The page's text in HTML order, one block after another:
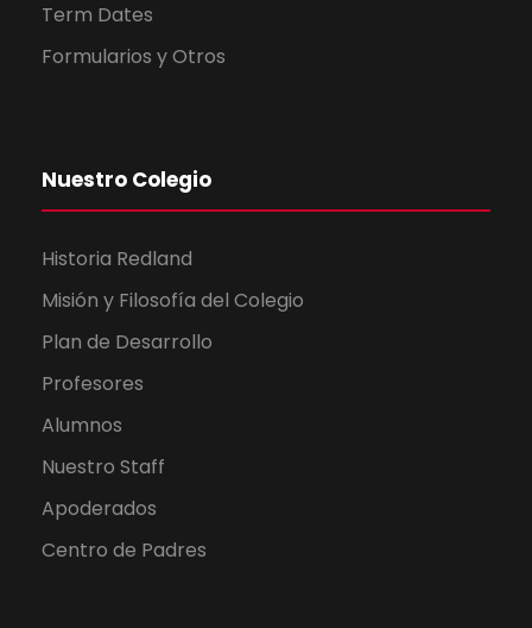
Term Dates
Formularios y Otros
Nuestro Colegio
Historia Redland
Misión y Filosofía del Colegio
Plan de Desarrollo
Profesores
Alumnos
Nuestro Staff
Apoderados
Centro de Padres